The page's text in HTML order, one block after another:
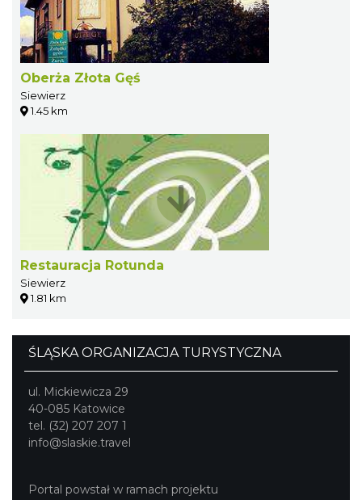
Oberża Złota Gęś
Siewierz
1.45 km
Restauracja Rotunda
Siewierz
1.81 km
ŚLĄSKA ORGANIZACJA TURYSTYCZNA
ul. Mickiewicza 29
40-085 Katowice
tel. (32) 207 207 1
info@slaskie.travel
Portal powstał w ramach projektu